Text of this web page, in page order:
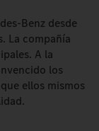
Benz desde
La compañía
A la
los
ellos mismos